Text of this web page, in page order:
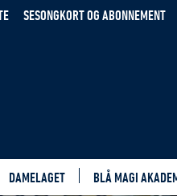
SESONGKORT OG ABONNEMENT
DAMELAGET BLÅ MAGI